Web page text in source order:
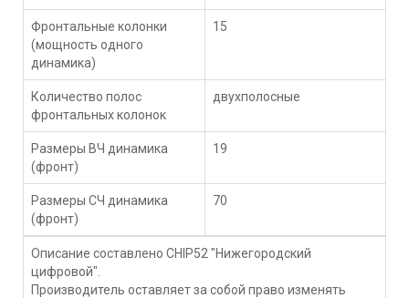
Фронтальные колонки
(мощность одного
динамика)
15
Количество полос
фронтальных колонок
двухполосные
Размеры ВЧ динамика
(фронт)
19
Размеры СЧ динамика
(фронт)
70
Описание составлено CHIP52 "Нижегородский
цифровой".
Производитель оставляет за собой право изменять